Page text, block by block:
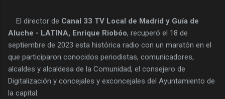
El director de Canal 33 TV Local de Madrid y Guía de
Aluche - LATINA, Enrique Riobóo, recuperó el 18 de
septiembre de 2023 esta histórica radio con un maratón en el
que participaron conocidos periodistas, comunicadores,
alcaldes y alcaldesa de la Comunidad, el consejero de
Digitalización y concejales y exconcejales del Ayuntamiento de
la capital.